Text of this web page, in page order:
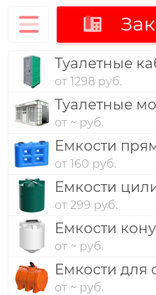
Туалетные
от 1298 руб.
Туалетные
от ~ руб.
Емкости
от 160 руб.
Емкости
от 299 руб.
Емкости
от ~ руб.
Емкости для
от ~ руб.